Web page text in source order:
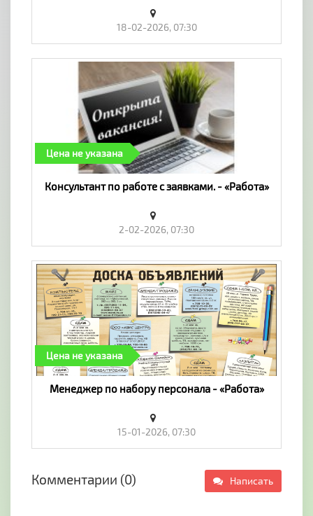
18-02-2026, 07:30
Цена не указана
Консультант по работе с заявками. - «Работа»
2-02-2026, 07:30
Цена не указана
Менеджер по набору персонала - «Работа»
15-01-2026, 07:30
Комментарии (0) Написать